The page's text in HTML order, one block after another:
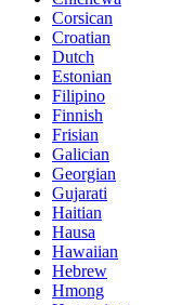
Corsican
Croatian
Dutch
Estonian
Filipino
Finnish
Frisian
Galician
Georgian
Gujarati
Haitian
Hausa
Hawaiian
Hebrew
Hmong